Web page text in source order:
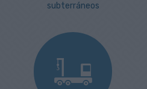
subterráneos